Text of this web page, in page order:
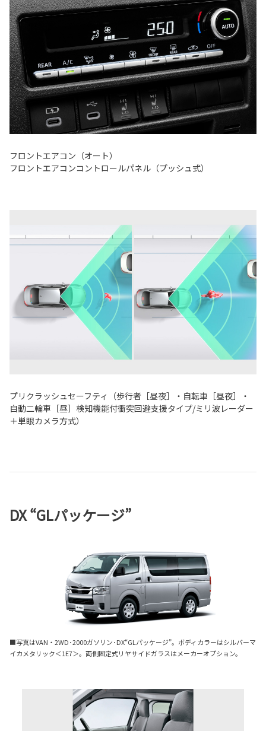
フロントエアコン（オート）
フロントエアコンコントロールパネル（プッシュ式）
プリクラッシュセーフティ（歩行者［昼夜］・自転車［昼夜］・
自動二輪車［昼］検知機能付衝突回避支援タイプ/ミリ波レーダー
＋単眼カメラ方式）
DX “GLパッケージ”
■写真はVAN・2WD･2000ガソリン･DX“GLパッケージ”。ボディカラーはシルバーマ
イカメタリック＜1E7＞。両側固定式リヤサイドガラスはメーカーオプション。